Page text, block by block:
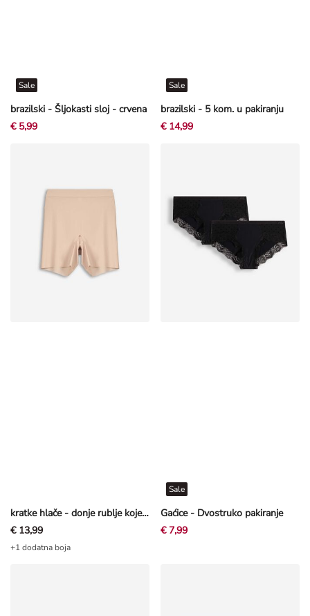
brazilski - Šljokasti sloj - crvena
Sale
€ 5,99
brazilski - 5 kom. u pakiranju
Sale
€ 14,99
kratke hlače - donje rublje koje blago oblikuje figuru - Ružičasta
€ 13,99
+1 dodatna boja
Gaćice - Dvostruko pakiranje
Sale
€ 7,99